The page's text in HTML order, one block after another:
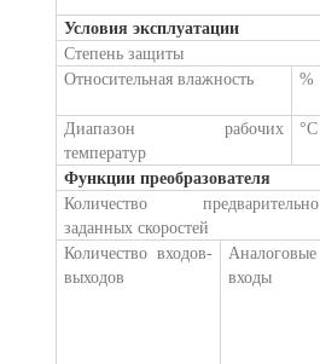
Условия эксплуатации
Степень защиты
Относительная влажность
%
Диапазон рабочих
температур
°C
Функции преобразователя
Количество предварительно
заданных скоростей
Количество входов-
выходов
Аналоговые
входы